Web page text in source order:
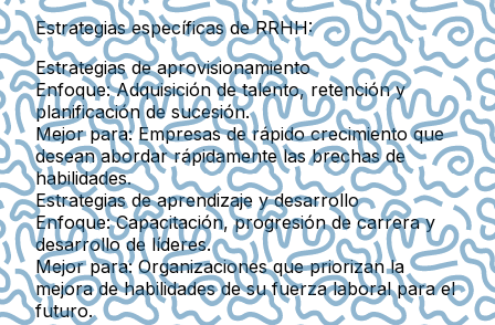
Estrategias específicas de RRHH:
Estrategias de aprovisionamiento
Enfoque:Adquisición de talento, retención y
planificación de sucesión.
Mejor para:Empresas de rápido crecimiento que
desean abordar rápidamente las brechas de
habilidades.
Estrategias de aprendizaje y desarrollo
Enfoque:Capacitación, progresión de carrera y
desarrollo de líderes.
Mejor para:Organizaciones que priorizan la
mejora de habilidades de su fuerza laboral para el
futuro.